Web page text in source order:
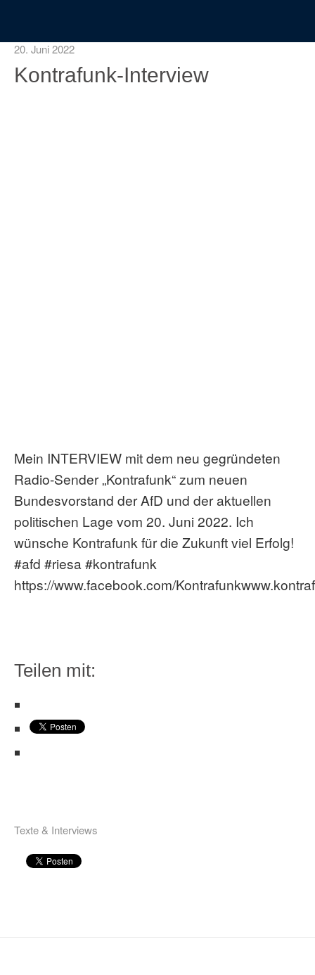
20. Juni 2022
Kontrafunk-Interview
Mein INTERVIEW mit dem neu gegründeten
Radio-Sender „Kontrafunk“ zum neuen
Bundesvorstand der AfD und der aktuellen
politischen Lage vom 20. Juni 2022. Ich
wünsche Kontrafunk für die Zukunft viel Erfolg!
#afd #riesa #kontrafunk
https://www.facebook.com/
Teilen mit:
Texte & Interviews